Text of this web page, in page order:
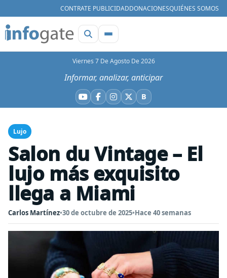
CONTRATE PUBLICIDADDONACIONESQUIÉNES SOMOS
Viernes 7 De Agosto De 2026
Informar, analizar, anticipar
YouTube
Facebook
Instagram
X BBluesky
Lujo
Salon du Vintage – El
lujo más exquisito
llega a Miami
Carlos Martínez•30 de octubre de 2025•Hace 40 semanas